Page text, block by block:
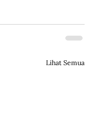
Lihat Semua